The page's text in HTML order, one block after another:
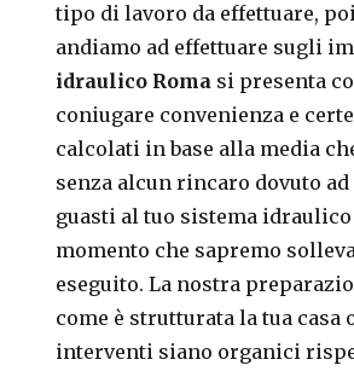
tipo di lavoro da effettuare,
andiamo ad effettuare sugli
idraulico Roma si presenta
coniugare convenienza e
calcolati in base alla media
senza alcun rincaro dovuto
guasti al tuo sistema
momento che sapremo
eseguito. La nostra
come è strutturata la tua
interventi siano organici